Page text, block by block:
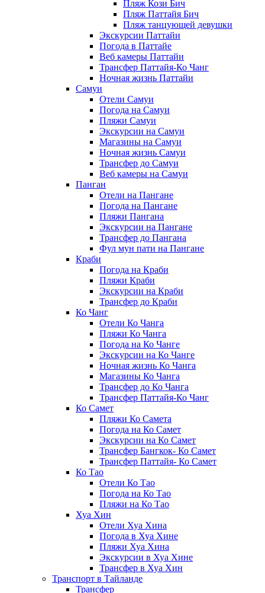
Пляж Кози Бич
Пляж Паттайя Бич
Пляж танцующей девушки
Экскурсии Паттайи
Погода в Паттайе
Веб камеры Паттайи
Трансфер Паттайя-Ко Чанг
Ночная жизнь Паттайи
Самуи
Отели Самуи
Погода на Самуи
Пляжи Самуи
Экскурсии на Самуи
Магазины на Самуи
Ночная жизнь Самуи
Трансфер до Самуи
Веб камеры на Самуи
Панган
Отели на Пангане
Погода на Пангане
Пляжи Пангана
Экскурсии на Пангане
Трансфер до Пангана
Фул мун пати на Пангане
Краби
Погода на Краби
Пляжи Краби
Экскурсии на Краби
Трансфер до Краби
Ко Чанг
Отели Ко Чанга
Пляжи Ко Чанга
Погода на Ко Чанге
Экскурсии на Ко Чанге
Ночная жизнь Ко Чанга
Магазины Ко Чанга
Трансфер до Ко Чанга
Трансфер Паттайя-Ко Чанг
Ко Самет
Пляжи Ко Самета
Погода на Ко Самет
Экскурсии на Ко Самет
Трансфер Бангкок- Ко Самет
Трансфер Паттайя- Ко Самет
Ко Тао
Отели Ко Тао
Погода на Ко Тао
Пляжи на Ко Тао
Хуа Хин
Отели Хуа Хина
Погода в Хуа Хине
Пляжи Хуа Хина
Экскурсии в Хуа Хине
Трансфер в Хуа Хин
Транспорт в Тайланде
Трансфер